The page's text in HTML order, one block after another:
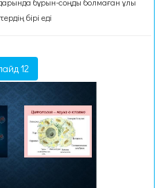
бірі еді
12